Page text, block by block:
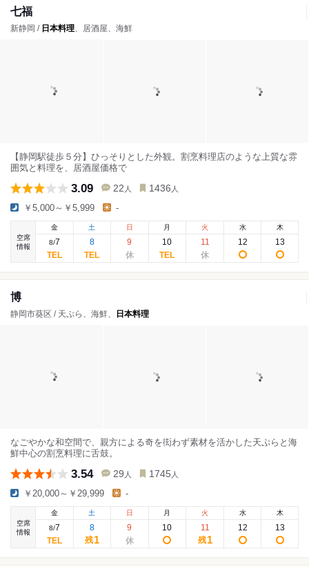
七福
新静岡 / 日本料理、居酒屋、海鮮
【静岡駅徒歩５分】ひっそりとした外観。割烹料理店のような上質な雰
囲気と料理を、居酒屋価格で
3.09 22 人 1436 人
￥5,000～￥5,999 -
空席
情報
金
8/7
土
8
日
9
月
10
火
11
水
12
木
13
博
静岡市葵区 / 天ぷら、海鮮、 日本料理
なごやかな和空間で、親方による奇を衒わず素材を活かした天ぷらと海
鮮中心の割烹料理に舌鼓。
3.54 29 人 1745 人
￥20,000～￥29,999 -
空席
情報
金
8/7
土
8
残1
日
9
月
10
火
11
残1
水
12
木
13